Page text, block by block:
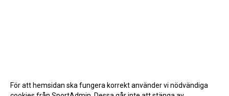
För att hemsidan ska fungera korrekt använder vi nödvändiga